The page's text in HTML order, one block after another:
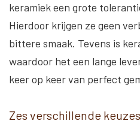
keramiek een grote
Hierdoor krijgen ze geen
bittere smaak. Tevens is
waardoor het een lange
keer op keer van perfect
Zes verschillende keuzes